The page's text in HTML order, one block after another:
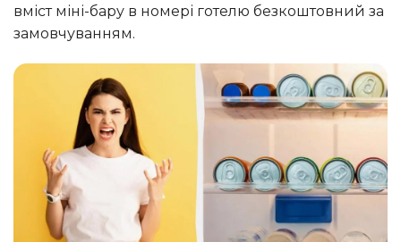
вміст міні-бару в номері готелю безкоштовний за
замовчуванням.